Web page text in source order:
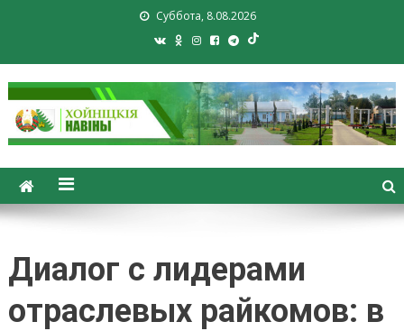
Суббота, 8.08.2026
Хойники. Хойнiцкiя навiны.
Новости Хойник. Районная
Диалог с лидерами
отраслевых райкомов: в